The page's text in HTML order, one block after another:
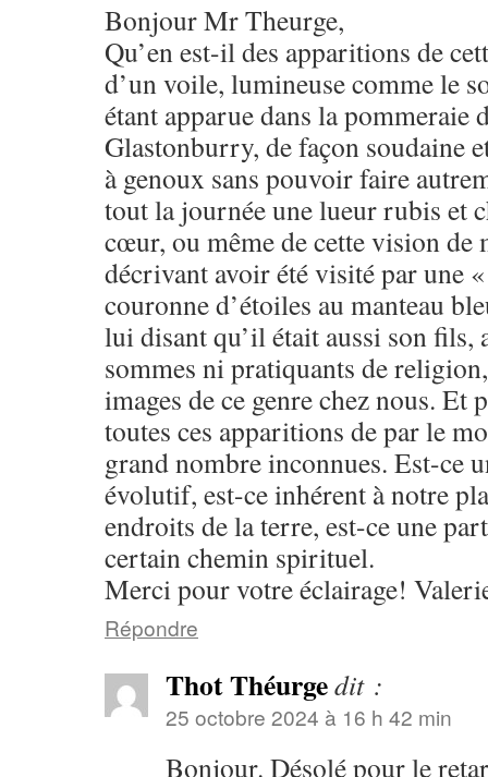
Bonjour Mr Theurge,
Qu’en est-il des apparitions de
d’un voile, lumineuse comme le
étant apparue dans la pommeraie
Glastonburry, de façon soudaine
à genoux sans pouvoir faire
tout la journée une lueur rubis et
cœur, ou même de cette vision de
décrivant avoir été visité par une
couronne d’étoiles au manteau
lui disant qu’il était aussi son fils,
sommes ni pratiquants de
images de ce genre chez nous. Et
toutes ces apparitions de par le
grand nombre inconnues. Est-ce
évolutif, est-ce inhérent à notre
endroits de la terre, est-ce une
certain chemin spirituel.
Merci pour votre éclairage!
Répondre
Thot Théurgedit :
25 octobre 2024 à 16 h 42 min
Bonjour. Désolé pour le